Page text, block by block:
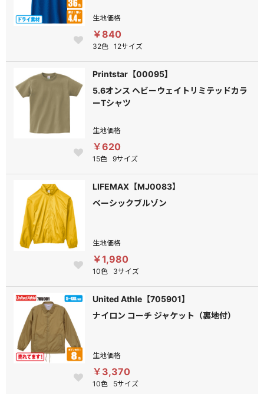
生地価格
￥840
32色 12サイズ
Printstar【00095】
5.6オンス ヘビーウェイトリミテッドカラ
ーTシャツ
生地価格
￥620
15色 9サイズ
LIFEMAX【MJ0083】
ベーシックブルゾン
生地価格
￥1,980
10色 3サイズ
United Athle【705901】
ナイロン コーチ ジャケット（裏地付）
生地価格
￥3,370
10色 5サイズ